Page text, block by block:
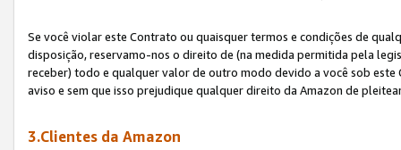
Se você violar este Contrato ou quaisquer termos e condições de
disposição, reservamo-nos o direito de (na medida permitida pela
receber) todo e qualquer valor de outro modo devido a você sob
aviso e sem que isso prejudique qualquer direito da Amazon de
3.Clientes da Amazon